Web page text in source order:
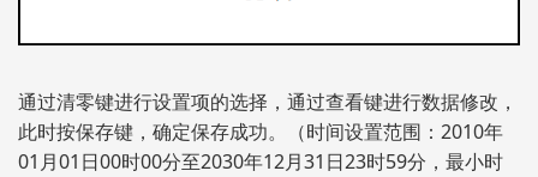
通过清零键进行设置项的选择，通过查看键进行数据修改，
此时按保存键，确定保存成功。（时间设置范围：2010年
01月01日00时00分至2030年12月31日23时59分，最小时